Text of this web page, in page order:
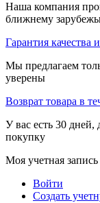
Наша компания
ближнему
Гарантия качества
Мы предлагаем
уверены
Возврат товара в
У вас есть 30 дней,
покупку
Моя учетная запись
Войти
Создать